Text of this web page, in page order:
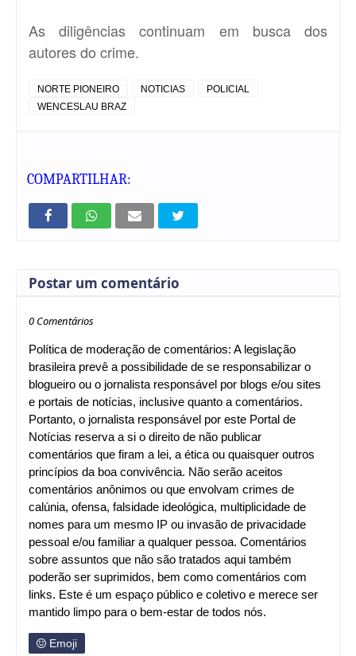
As diligências continuam em busca dos
autores do crime.
NORTE PIONEIRO NOTICIAS
POLICIAL
WENCESLAU BRAZ
COMPARTILHAR:
Postar um comentário
0 Comentários
Política de moderação de comentários: A legislação
brasileira prevê a possibilidade de se responsabilizar o
blogueiro ou o jornalista responsável por blogs e/ou sites
e portais de notícias, inclusive quanto a comentários.
Portanto, o jornalista responsável por este Portal de
Notícias reserva a si o direito de não publicar
comentários que firam a lei, a ética ou quaisquer outros
princípios da boa convivência. Não serão aceitos
comentários anônimos ou que envolvam crimes de
calúnia, ofensa, falsidade ideológica, multiplicidade de
nomes para um mesmo IP ou invasão de privacidade
pessoal e/ou familiar a qualquer pessoa. Comentários
sobre assuntos que não são tratados aqui também
poderão ser suprimidos, bem como comentários com
links. Este é um espaço público e coletivo e merece ser
mantido limpo para o bem-estar de todos nós.
Emoji